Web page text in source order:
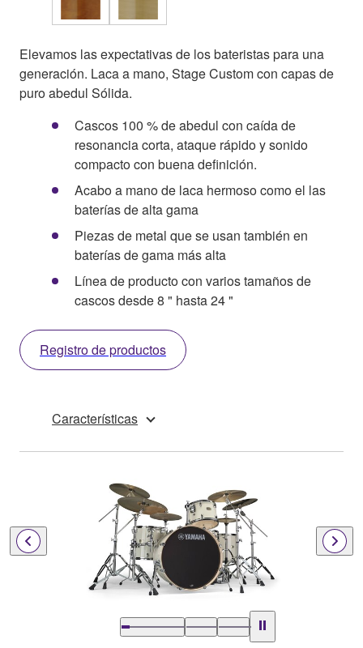
Elevamos las expectativas de los bateristas para una
generación. Laca a mano, Stage Custom con capas de
puro abedul Sólida.
Cascos 100 % de abedul con caída de
resonancia corta, ataque rápido y sonido
compacto con buena definición.
Acabo a mano de laca hermoso como el las
baterías de alta gama
Piezas de metal que se usan también en
baterías de gama más alta
Línea de producto con varios tamaños de
cascos desde 8 " hasta 24 "
Registro de productos
Características